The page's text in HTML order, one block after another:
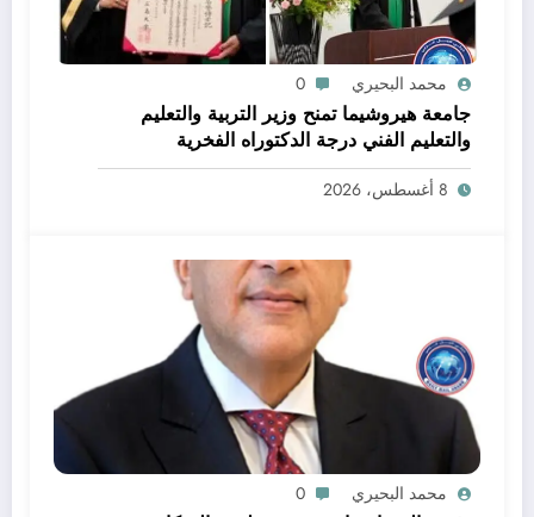
محمد البحيري 0
جامعة هيروشيما تمنح وزير التربية والتعليم
والتعليم الفني درجة الدكتوراه الفخرية
8 أغسطس، 2026
محمد البحيري 0